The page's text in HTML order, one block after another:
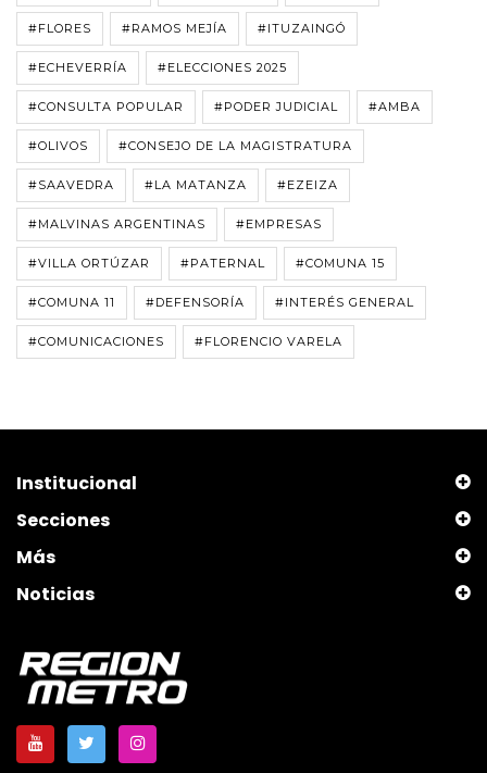
#FLORES #RAMOS MEJÍA #ITUZAINGÓ
#ECHEVERRÍA #ELECCIONES 2025
#CONSULTA POPULAR #PODER JUDICIAL #AMBA
#OLIVOS #CONSEJO DE LA MAGISTRATURA
#SAAVEDRA #LA MATANZA #EZEIZA
#MALVINAS ARGENTINAS #EMPRESAS
#VILLA ORTÚZAR #PATERNAL #COMUNA 15
#COMUNA 11 #DEFENSORÍA #INTERÉS GENERAL
#COMUNICACIONES #FLORENCIO VARELA
Institucional
Secciones
Más
Noticias